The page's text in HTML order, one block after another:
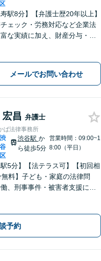
区
寿駅8分】【弁護士歴20年以上】
ェック・労務対応など企業法
な実績に加え、財産分与・親
い最適な解決を目指します。
相談可能】【WEB面談可能】
メールでお問い合わせ
昌 弁護士
ば法律事務所
渋
区
渋谷駅 か
ら徒歩5分
営業時間：09:00~1
8:00（平日）
駅5分】【法テラス可】【初回相
料】子ども・家庭の法律問
、刑事事件・被害者支援に注
可】＊事前メール・予約をお
予約